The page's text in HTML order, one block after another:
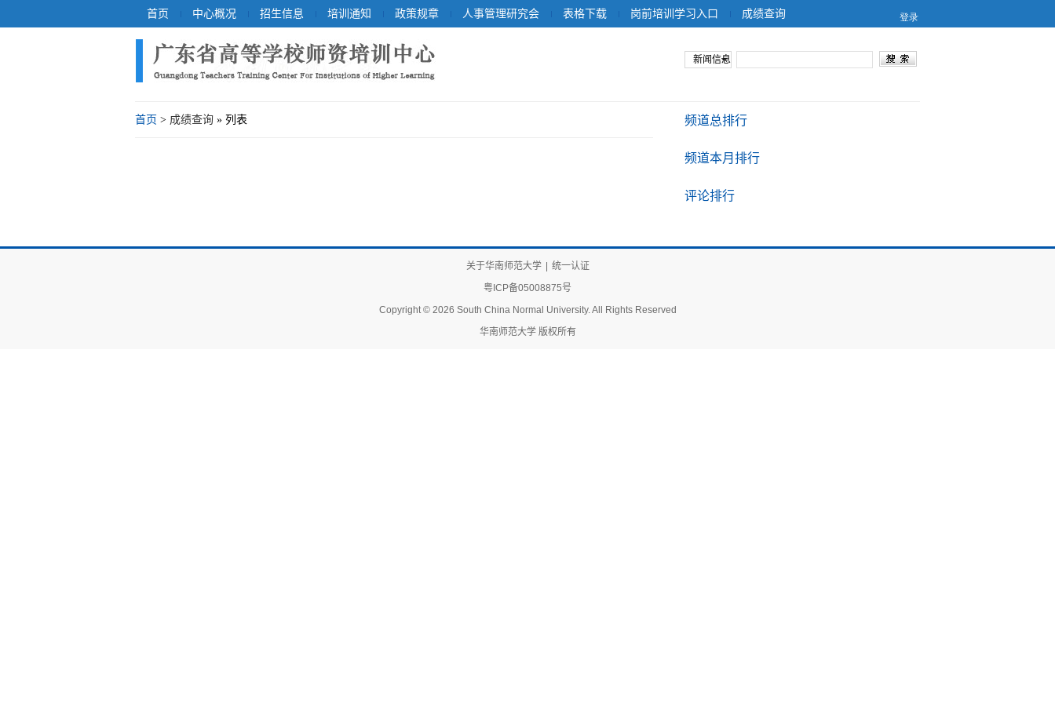
首页 中心概况 招生信息 培训通知 政策规章 人事管理研究会 表格下载 岗前培训学习入口 成绩查询
新闻信息
首页 > 成绩查询 » 列表 频道总排行
频道本月排行
评论排行
关于华南师范大学
统一认证
粤ICP备05008875号
Copyright © 2026 South China Normal University. All Rights Reserved
华南师范大学 版权所有